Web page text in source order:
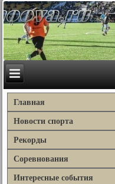
Главная
Новости спорта
Рекорды
Соревнования
Интересные события